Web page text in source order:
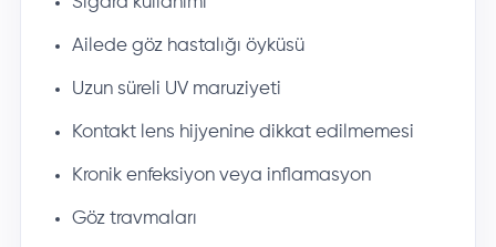
Ailede göz hastalığı öyküsü
Uzun süreli UV maruziyeti
Kontakt lens hijyenine dikkat edilmemesi
Kronik enfeksiyon veya inflamasyon
Göz travmaları